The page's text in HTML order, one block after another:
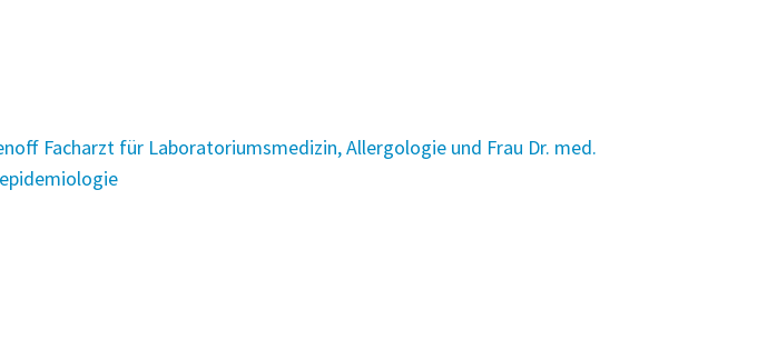
Facharzt für Laboratoriumsmedizin, Allergologie und Frau Dr. med.